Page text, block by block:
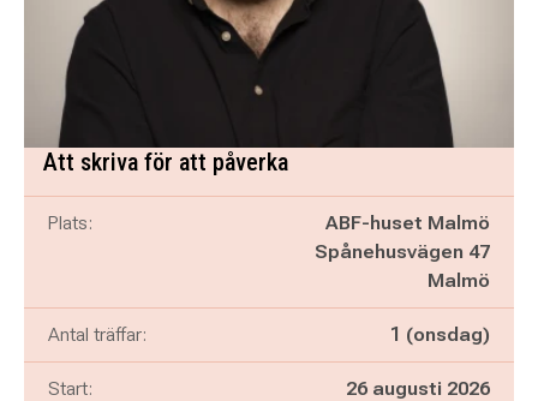
Att skriva för att påverka
Plats:
ABF-huset Malmö
Spånehusvägen 47
Malmö
Antal träffar: 1 (onsdag)
Start: 26 augusti 2026